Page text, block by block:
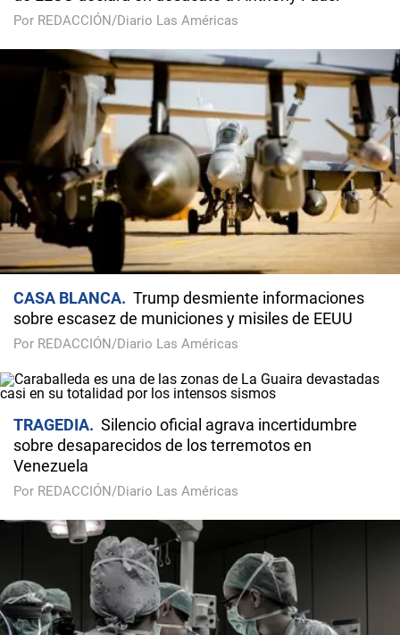
Por REDACCIÓN/Diario Las Américas
CASA BLANCA
Trump desmiente informaciones
sobre escasez de municiones y misiles de EEUU
Por REDACCIÓN/Diario Las Américas
TRAGEDIA
Silencio oficial agrava incertidumbre
sobre desaparecidos de los terremotos en
Venezuela
Por REDACCIÓN/Diario Las Américas